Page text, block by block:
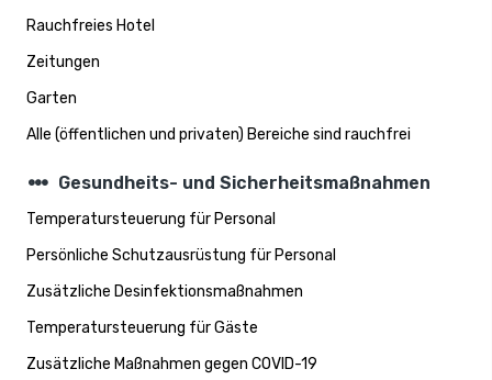
Rauchfreies Hotel
Zeitungen
Garten
Alle (öffentlichen und privaten) Bereiche sind rauchfrei
steppers Gesundheits- und Sicherheitsmaßnahmen
Temperatursteuerung für Personal
Persönliche Schutzausrüstung für Personal
Zusätzliche Desinfektionsmaßnahmen
Temperatursteuerung für Gäste
Zusätzliche Maßnahmen gegen COVID-19